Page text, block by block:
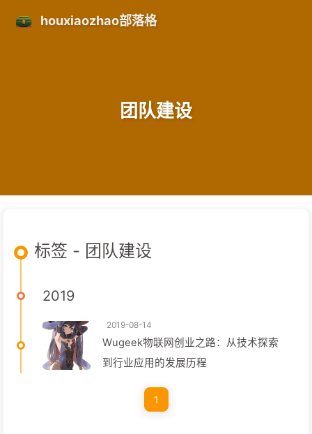
houxiaozhao部落格
团队建设
标签 - 团队建设
2019
2019-08-14
Wugeek物联网创业之路：从技术探索
到行业应用的发展历程
1